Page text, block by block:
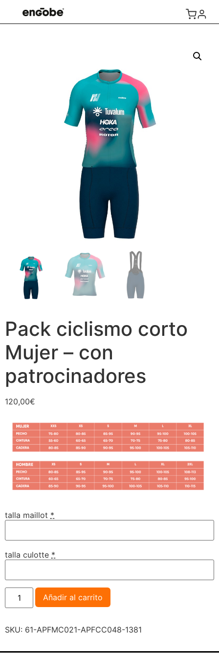
Pack ciclismo corto
Mujer – con
patrocinadores
120,00€
talla maillot *
talla culotte *
Añadir al carrito
SKU: 61-APFMC021-APFCC048-1381